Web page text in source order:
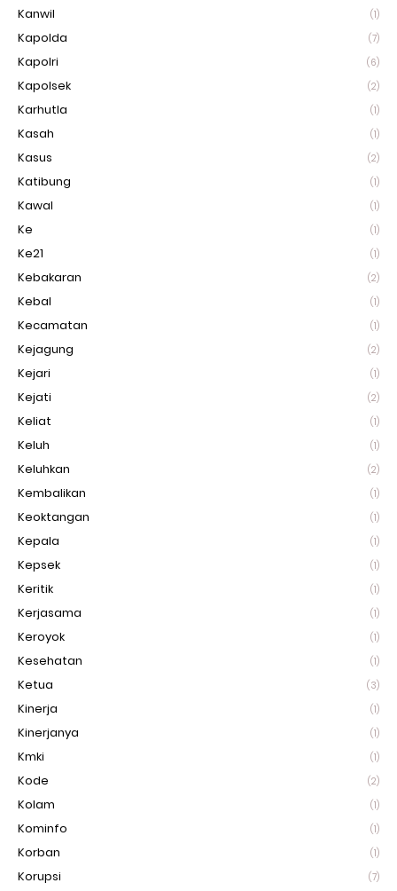
Kanwil (1)
Kapolda (7)
Kapolri (6)
Kapolsek (2)
Karhutla (1)
Kasah (1)
Kasus (2)
Katibung (1)
Kawal (1)
Ke (1)
Ke21 (1)
Kebakaran (2)
Kebal (1)
Kecamatan (1)
Kejagung (2)
Kejari (1)
Kejati (2)
Keliat (1)
Keluh (1)
Keluhkan (2)
Kembalikan (1)
Keoktangan (1)
Kepala (1)
Kepsek (1)
Keritik (1)
Kerjasama (1)
Keroyok (1)
Kesehatan (1)
Ketua (3)
Kinerja (1)
Kinerjanya (1)
Kmki (1)
Kode (2)
Kolam (1)
Kominfo (1)
Korban (1)
Korupsi (7)